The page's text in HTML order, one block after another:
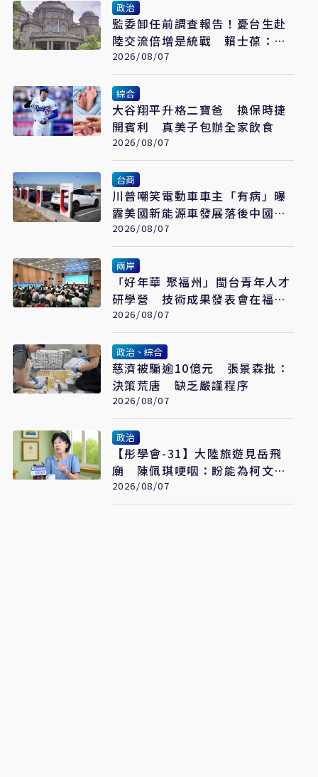
政治
監委卸任前調查報告！憂台生赴
陸交流倍增是統戰 賴士葆：台
青終會認清台獨手段
2026/08/07
綜合
大谷翔平升格二寶爸 換保時捷
開賓利 真美子包辦全家飲食
2026/08/07
台商
川普嘲笑電動車車主「有病」曝
露美國新能源車發展落後中國的
關鍵
2026/08/07
兩岸
「好年華 聚福州」閩台青年人才
研學營 技術成果發表會在福州
舉辦
2026/08/07
政治、綜合
慈濟被騙逾10億元 張景森批：
決策荒唐 缺乏嚴謹程序
2026/08/07
政治
【彤學會-31】大陸旅遊見岳飛
廟 陳佩琪哽咽：盼能為柯文哲
京華城案平反
2026/08/07